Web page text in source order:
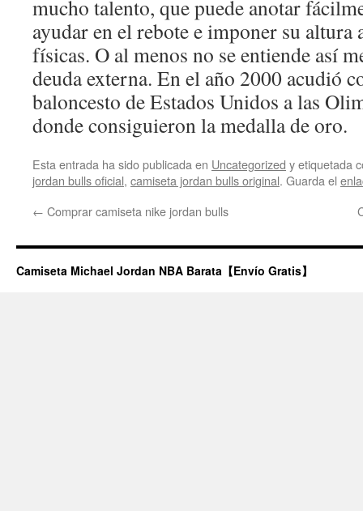
mucho talento, que puede anotar
ayudar en el rebote e imponer su altura
físicas. O al menos no se entiende así
deuda externa. En el año 2000 acudió
baloncesto de Estados Unidos a las
donde consiguieron la medalla de oro.
Esta entrada ha sido publicada en Uncategorized y etiquetada
jordan bulls oficial, camiseta jordan bulls original. Guarda el
← Comprar camiseta nike jordan bulls
Camiseta Michael Jordan NBA Barata【Envío Gratis】